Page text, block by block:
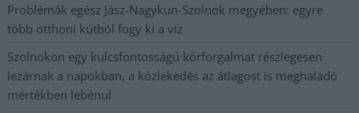
Problémák egész Jász-Nagykun-Szolnok megyében: egyre
több otthoni kútból fogy ki a víz
Szolnokon egy kulcsfontosságú körforgalmat részlegesen
lezárnak a napokban, a közlekedés az átlagost is meghaladó
mértékben lebénul